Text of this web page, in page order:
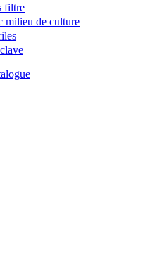
filtre
milieu de culture